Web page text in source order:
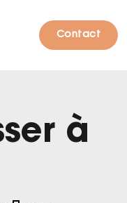
Contact
à